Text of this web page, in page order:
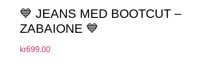
💙 JEANS MED BOOTCUT –
ZABAIONE 💙
kr699.00